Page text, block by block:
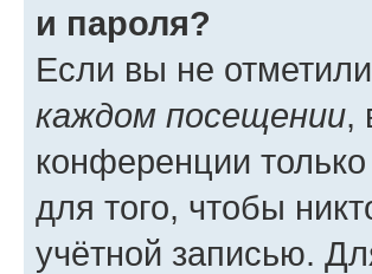
и пароля?
Если вы не
каждом посещении,
конференции
для того, чтобы
учётной записью.